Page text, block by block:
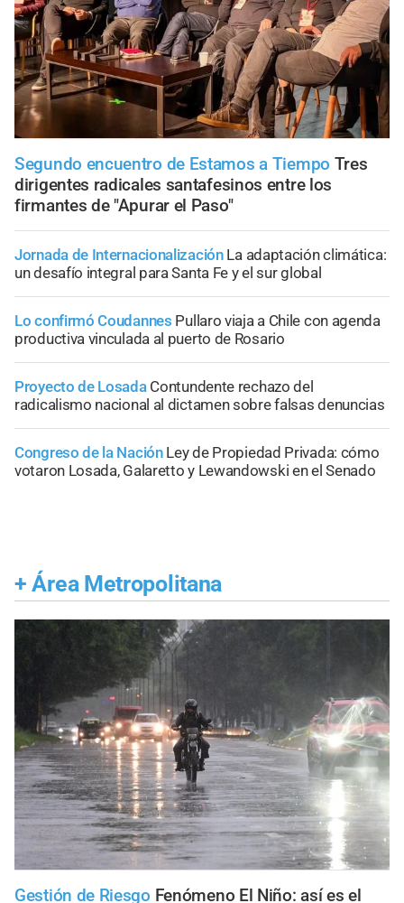
Segundo encuentro de Estamos a Tiempo Tres
dirigentes radicales santafesinos entre los
firmantes de "Apurar el Paso"
Jornada de Internacionalización La adaptación climática:
un desafío integral para Santa Fe y el sur global
Lo confirmó Coudannes Pullaro viaja a Chile con agenda
productiva vinculada al puerto de Rosario
Proyecto de Losada Contundente rechazo del
radicalismo nacional al dictamen sobre falsas denuncias
Congreso de la Nación Ley de Propiedad Privada: cómo
votaron Losada, Galaretto y Lewandowski en el Senado
+ Área Metropolitana
Gestión de Riesgo Fenómeno El Niño: así es el